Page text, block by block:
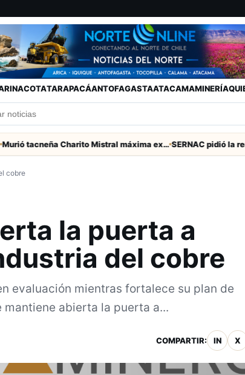
TARAPACÁANTOFAGASTAATACAMAMINERÍA
Murió tacneña Charito Mistral máxima exponente de la música criolla durante 50 años
cobre
la puerta a
del cobre
evaluación mientras fortalece su plan de
abierta la puerta a...
COMPARTIR: IN X